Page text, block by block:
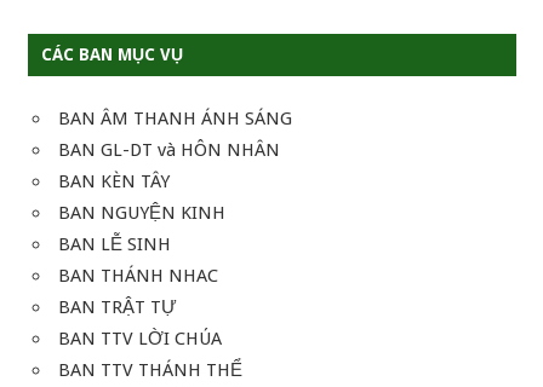
CÁC BAN MỤC VỤ
BAN ÂM THANH ÁNH SÁNG
BAN GL-DT và HÔN NHÂN
BAN KÈN TÂY
BAN NGUYỆN KINH
BAN LỄ SINH
BAN THÁNH NHAC
BAN TRẬT TỰ
BAN TTV LỜI CHÚA
BAN TTV THÁNH THỂ